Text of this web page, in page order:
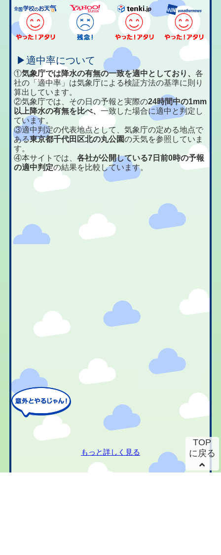
▶適中率について
①気象庁では降水の有無の一致を適中としており、各
社の「適中率」は気象庁による検証方法の基準に則り
算出しています。
②気象庁では、その日の予報と実際の24時間中の1mm
以上降水の有無を比べ、一致した場合に適中と判定し
ています。
③適中判定の代表地点として、気象庁の定める地点で
ある東京都千代田区北の丸公園の天気を参照していま
す。
④本サイトでは、各社が公開している7日前0時の予報
の適中判定の結果を比較しています。
もっと詳しく見る
TOP
に戻る